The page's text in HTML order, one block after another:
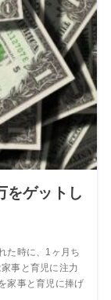
をゲットし
た時に、1ヶ月ち
事と育児に注力
家事と育児に捧げ